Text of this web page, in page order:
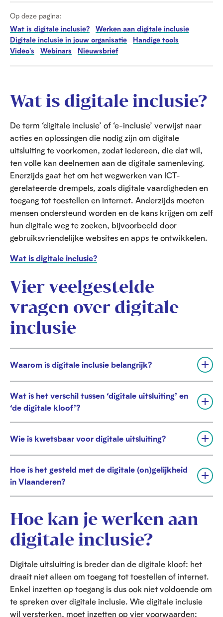
Op deze pagina:
Wat is digitale inclusie?
Werken aan digitale inclusie
Digitale inclusie in jouw organisatie
Handige tools
Video's
Webinars Nieuwsbrief
Wat is digitale inclusie?
De term ‘digitale inclusie’ of ‘e-inclusie’ verwijst naar
acties en oplossingen die nodig zijn om digitale
uitsluiting te voorkomen, zodat iedereen, die dat wil,
ten volle kan deelnemen aan de digitale samenleving.
Enerzijds gaat het om het wegwerken van ICT-
gerelateerde drempels, zoals digitale vaardigheden en
toegang tot toestellen en internet. Anderzijds moeten
mensen ondersteund worden en de kans krijgen om zelf
hun digitale weg te zoeken, bijvoorbeeld door
gebruiksvriendelijke websites en apps te ontwikkelen.
Wat is digitale inclusie?
Vier veelgestelde
vragen over digitale
inclusie
Waarom is digitale inclusie belangrijk?
U
i
t
v
o
u
e
n
Wat is het verschil tussen ‘digitale uitsluiting’ en
‘de digitale kloof’?
U
v
u
w
e
Wie is kwetsbaar voor digitale uitsluiting?
U
i
t
v
o
u
e
n
Hoe is het gesteld met de digitale (on)gelijkheid
in Vlaanderen?
U
v
o
w
n
Hoe kan je werken aan
digitale inclusie?
Digitale uitsluiting is breder dan de digitale kloof: het
draait niet alleen om toegang tot toestellen of internet.
Enkel inzetten op toegang is dus ook niet voldoende om
te spreken over digitale inclusie. Wie digitale inclusie
wil versterken, moet inzetten op vier voorwaarden: